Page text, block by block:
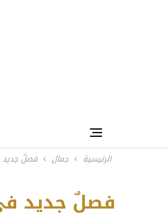
الرئيسية جمال فصلٌ جديد
Next
فصلٌ جديد